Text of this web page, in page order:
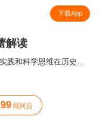
下载App
解读
药物发展的背后，是医学实践和科学思维在历史中的博弈。
得到贝